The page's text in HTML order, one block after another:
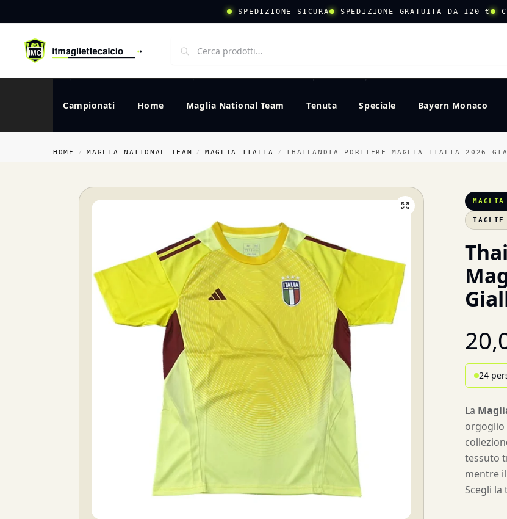
SPEDIZIONE SICURA SPEDIZIONE GRATUITA DA 120 €
Campionati Home Maglia National Team Tenuta Speciale Bayern Monaco
HOME / MAGLIA NATIONAL TEAM / MAGLIA ITALIA / THAILANDIA PORTIERE MAGLIA ITALIA 2026
24
La
orgoglio
tessuto
mentre
Scegli la